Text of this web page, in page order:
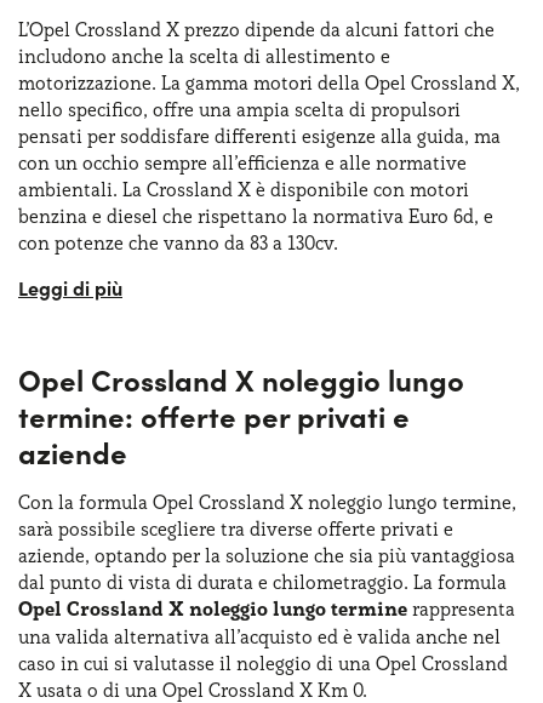
L’Opel Crossland X prezzo dipende da alcuni fattori che
includono anche la scelta di allestimento e
motorizzazione. La gamma motori della Opel Crossland X,
nello specifico, offre una ampia scelta di propulsori
pensati per soddisfare differenti esigenze alla guida, ma
con un occhio sempre all’efficienza e alle normative
ambientali. La Crossland X è disponibile con motori
benzina e diesel che rispettano la normativa Euro 6d, e
con potenze che vanno da 83 a 130cv.
Tra i motori benzina disponibili ci sono motori a 3 cilindri
disponibile la Crossland X con motori endotermici
moderni, tra cui un efficiente tre cilindri turbo mild-
hybrid da 1.2 litri da 136cv. Questa motorizzazione mild
hybrid rappresenta l’evoluzione dei propulsori
emissioni e un supporto elettrico che migliora la risposta
e l’efficienza nei percorsi urbani.
Opel Crossland X noleggio lungo
termine: offerte per privati e
aziende
Con la formula Opel Crossland X noleggio lungo termine,
sarà possibile scegliere tra diverse offerte privati e
aziende, optando per la soluzione che sia più vantaggiosa
dal punto di vista di durata e chilometraggio. La formula
Opel Crossland X noleggio lungo termine rappresenta
una valida alternativa all’acquisto ed è valida anche nel
caso in cui si valutasse il noleggio di una Opel Crossland
X usata o di una Opel Crossland X Km 0.